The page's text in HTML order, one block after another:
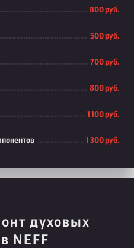
800 руб.
500 руб.
700 руб.
800 руб.
1 100 руб.
1 300 руб.
духовых
NEFF